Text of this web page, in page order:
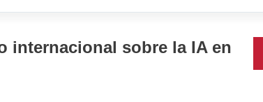
internacional sobre la IA en